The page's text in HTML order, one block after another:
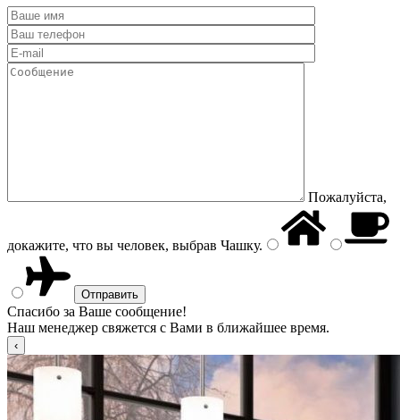
Пожалуйста,
докажите, что вы человек, выбрав Чашку.
Спасибо за Ваше сообщение!
Наш менеджер свяжется с Вами в ближайшее время.